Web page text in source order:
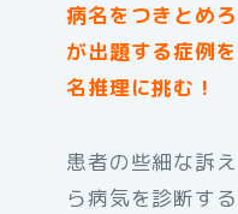
病名をつきとめ
が出題する症例
名推理に挑む！
患者の些細な訴
ら病気を診断す